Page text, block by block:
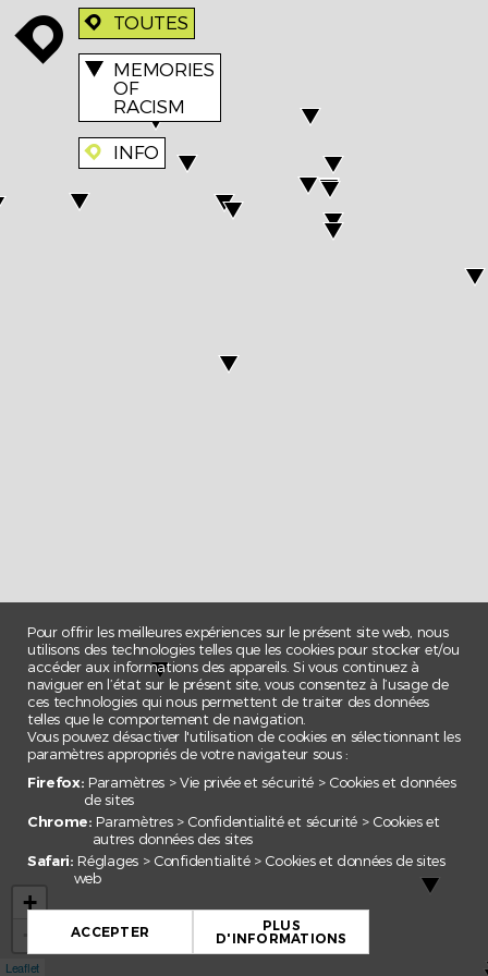
enroute enroute
TOUTES
MEMORIES
OF
RACISM
enroute INFO
+
Leaflet
Pour offrir les meilleures expériences sur le présent site web, nous
utilisons des technologies telles que les cookies pour stocker et/ou
accéder aux informations des appareils. Si vous continuez à
naviguer en l’état sur le présent site, vous consentez à l’usage de
ces technologies qui nous permettent de traiter des données
telles que le comportement de navigation.
Vous pouvez désactiver l'utilisation de cookies en sélectionnant les
paramètres appropriés de votre navigateur sous :
Firefox: Paramètres > Vie privée et sécurité > Cookies et données
de sites
Chrome: Paramètres > Confidentialité et sécurité > Cookies et
autres données des sites
Safari: Réglages > Confidentialité > Cookies et données de sites
web
ACCEPTER PLUS
D'INFORMATIONS